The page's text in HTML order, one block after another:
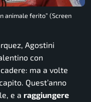
animale ferito” (Screen
Agostini
con
ma a volte
Quest’anno
e a raggiungere